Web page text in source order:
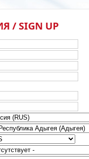
/ SIGN UP